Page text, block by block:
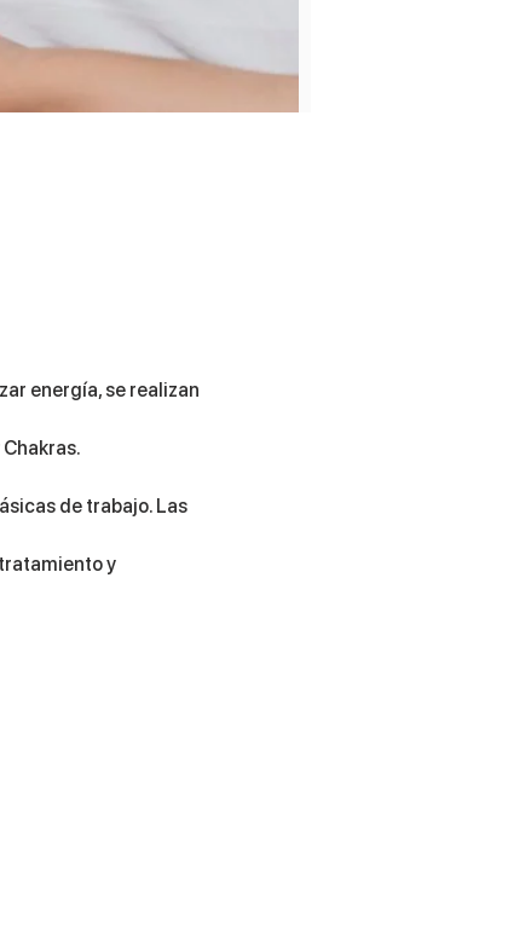
energía, se realizan
de trabajo. Las
y